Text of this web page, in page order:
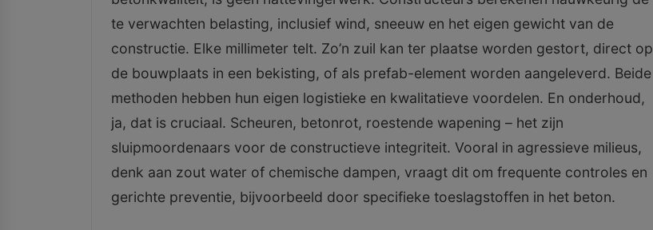
te verwachten belasting, inclusief wind, sneeuw en het eigen gewicht van de
constructie. Elke millimeter telt. Zo’n zuil kan ter plaatse worden gestort, direct op
de bouwplaats in een bekisting, of als prefab-element worden aangeleverd. Beide
methoden hebben hun eigen logistieke en kwalitatieve voordelen. En onderhoud,
ja, dat is cruciaal. Scheuren, betonrot, roestende wapening – het zijn
sluipmoordenaars voor de constructieve integriteit. Vooral in agressieve milieus,
denk aan zout water of chemische dampen, vraagt dit om frequente controles en
gerichte preventie, bijvoorbeeld door specifieke toeslagstoffen in het beton.